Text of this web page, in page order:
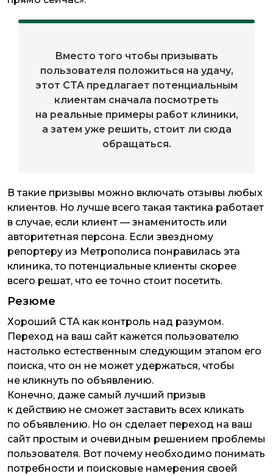
Вместо того чтобы призывать
пользователя положиться на удачу,
этот CTA предлагает потенциальным
клиентам сначала посмотреть
на реальные примеры работ клиники,
а затем уже решить, стоит ли сюда
обращаться.
В такие призывы можно включать отзывы любых
клиентов. Но лучше всего такая тактика работает
в случае, если клиент — знаменитость или
авторитетная персона. Если звездному
репортеру из Метрополиса понравилась эта
клиника, то потенциальные клиенты скорее
всего решат, что ее точно стоит посетить.
Резюме
Хороший CTA как контроль над разумом.
Переход на ваш сайт кажется пользователю
настолько естественным следующим этапом его
поиска, что он не может удержаться, чтобы
не кликнуть по объявлению.
Конечно, даже самый лучший призыв
к действию не сможет заставить всех кликать
по объявлению. Но он сделает переход на ваш
сайт простым и очевидным решением проблемы
пользователя. Вот почему необходимо понимать
потребности и поисковые намерения своей